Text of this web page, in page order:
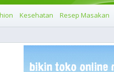
Kesehatan Resep Masakan